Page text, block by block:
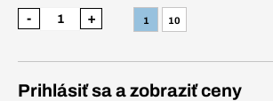
1 10
- +
Prihlásiť sa a zobraziť ceny